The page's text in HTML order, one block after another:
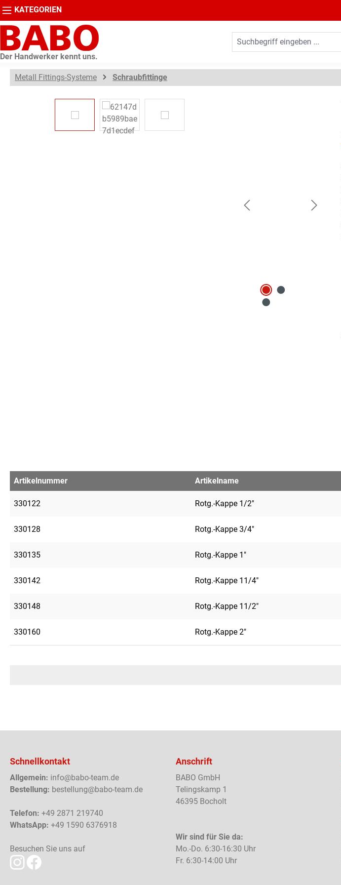
Zur Hauptnavigation springen
Der Handwerker kennt uns.
KATEGORIEN
Metall Fittings-Systeme Schraubfittinge
Artikelnummer Artikelname
330122 Rotg.-Kappe 1/2"
330128 Rotg.-Kappe 3/4"
330135 Rotg.-Kappe 1"
330142 Rotg.-Kappe 11/4"
330148 Rotg.-Kappe 11/2"
330160 Rotg.-Kappe 2"
Schnellkontakt
Allgemein: info@babo-team.de
Bestellung: bestellung@babo-team.de
Telefon: +49 2871 219740
WhatsApp: +49 1590 6376918
Besuchen Sie uns auf
Anschrift
BABO GmbH
Telingskamp 1
46395 Bocholt
Wir sind für Sie da:
Mo.-Do. 6:30-16:30 Uhr
Fr. 6:30-14:00 Uhr